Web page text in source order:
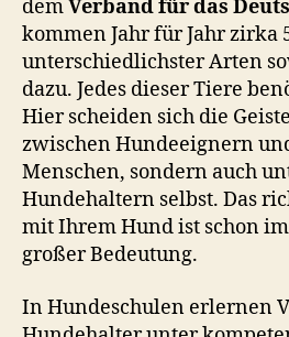
demVerband für das
kommen Jahr für Jahr zirka
unterschiedlichster Arten
dazu. Jedes dieser Tiere
Hier scheiden sich die
zwischen Hundeeignern
Menschen, sondern auch
Hundehaltern selbst. Das
mit Ihrem Hund ist schon
großer Bedeutung.
In Hundeschulen erlernen